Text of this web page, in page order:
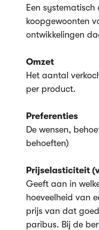
Een
koopgewoonten
ontwikkelingen
Omzet
Het aantal
per product.
Preferenties
De wensen,
behoeften)
Prijselasticiteit
Geeft aan in
hoeveelheid van
prijs van dat
paribus. Bij de